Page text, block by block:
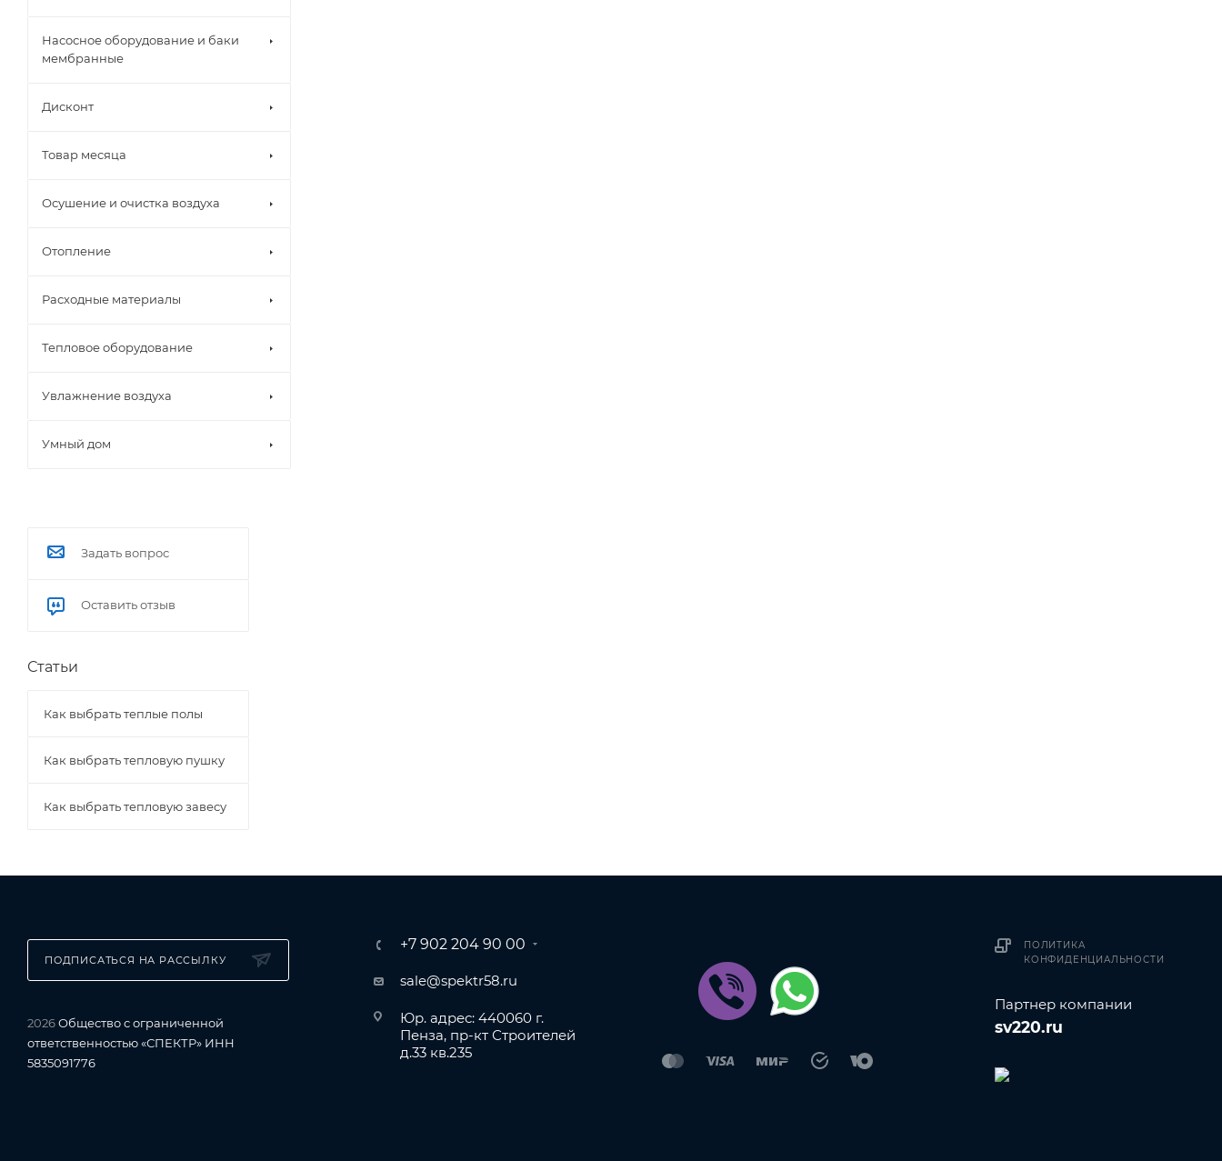
Насосное оборудование и баки
мембранные
Дисконт
Товар месяца
Осушение и очистка воздуха
Отопление
Расходные материалы
Тепловое оборудование
Увлажнение воздуха
Умный дом
Задать вопрос
Оставить отзыв
Статьи
Как выбрать теплые полы
Как выбрать тепловую пушку
Как выбрать тепловую завесу
ПОДПИСАТЬСЯ НА РАССЫЛКУ
2026Общество с ограниченной
ответственностью «СПЕКТР» ИНН
5835091776
+7 902 204 90 00
sale@spektr58.ru
Юр. адрес: 440060 г.
Пенза, пр-кт Строителей
д.33 кв.235
ПОЛИТИКА
КОНФИДЕНЦИАЛЬНОСТИ
Партнер компании
sv220.ru